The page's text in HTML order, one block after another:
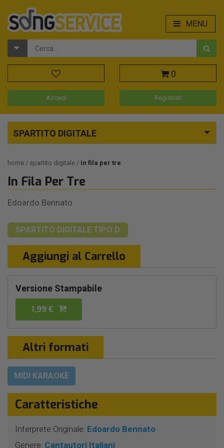
MENU
0
Accedi Registrati
SPARTITO DIGITALE
home spartito digitale in fila per tre
In Fila Per Tre
Edoardo Bennato
SPARTITO DIGITALE TIPO D
Aggiungi al Carrello
Versione Stampabile
1,99 €
Altri formati
MIDI KARAOKE
Caratteristiche
Interprete Originale: Edoardo Bennato
Genere: Cantautori Italiani